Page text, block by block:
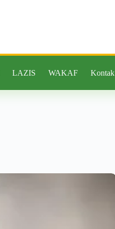
LAZIS WAKAF Kontak